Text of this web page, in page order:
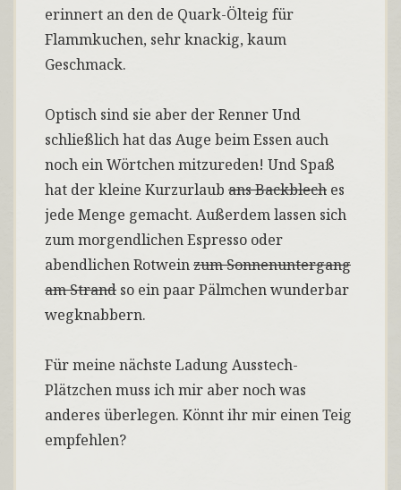
erinnert an den de Quark-Ölteig für
Flammkuchen, sehr knackig, kaum
Geschmack.
Optisch sind sie aber der Renner Und
schließlich hat das Auge beim Essen auch
noch ein Wörtchen mitzureden! Und Spaß
hat der kleine Kurzurlaub ans Backblech es
jede Menge gemacht. Außerdem lassen sich
zum morgendlichen Espresso oder
abendlichen Rotweinzum Sonnenuntergang
am Strand so ein paar Pälmchen wunderbar
wegknabbern.
Für meine nächste Ladung Ausstech-
Plätzchen muss ich mir aber noch was
anderes überlegen. Könnt ihr mir einen Teig
empfehlen?